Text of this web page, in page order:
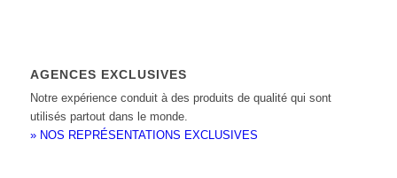
AGENCES EXCLUSIVES
Notre expérience conduit à des produits de qualité qui sont
utilisés partout dans le monde.
» NOS REPRÉSENTATIONS EXCLUSIVES